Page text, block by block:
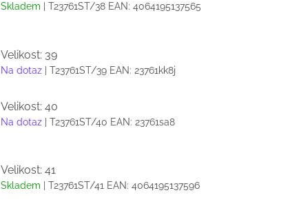
Skladem | T23761ST/38 EAN: 4064195137565
Velikost: 39
Na dotaz | T23761ST/39 EAN: 23761kk8j
Velikost: 40
Na dotaz | T23761ST/40 EAN: 23761sa8
Velikost: 41
Skladem | T23761ST/41 EAN: 4064195137596